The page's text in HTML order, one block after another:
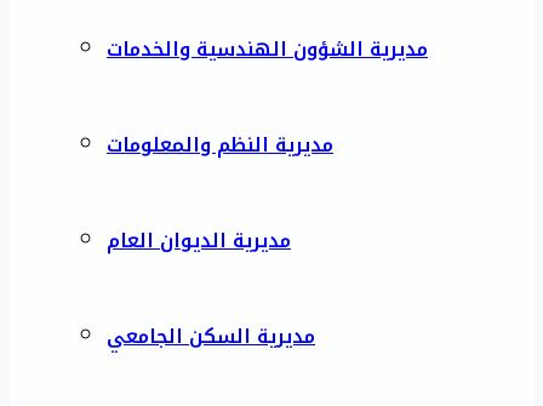
مديرية الشؤون الهندسية والخدمات
مديرية النظم والمعلومات
مديرية الديوان العام
مديرية السكن الجامعي